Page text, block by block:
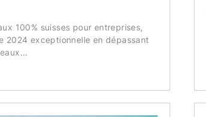
100% suisses pour entreprises,
2024 exceptionnelle en dépassant